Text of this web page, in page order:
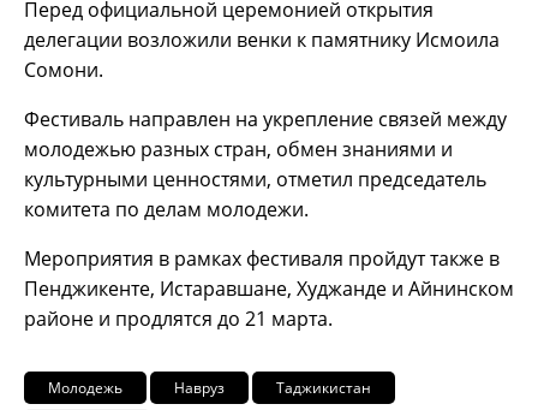
Перед официальной церемонией открытия
делегации возложили венки к памятнику Исмоила
Сомони.
Фестиваль направлен на укрепление связей между
молодежью разных стран, обмен знаниями и
культурными ценностями, отметил председатель
комитета по делам молодежи.
Мероприятия в рамках фестиваля пройдут также в
Пенджикенте, Истаравшане, Худжанде и Айнинском
районе и продлятся до 21 марта.
Молодежь Навруз
Таджикистан